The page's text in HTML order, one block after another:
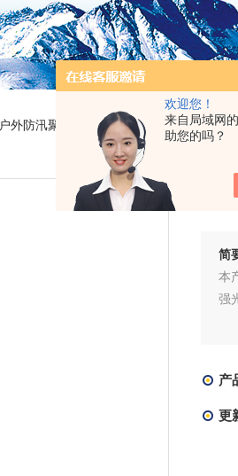
欢迎您！
来自局域网
助您的吗？
户外防汛聚光手电筒> BJF9005微型强光
简
本
强
产
更